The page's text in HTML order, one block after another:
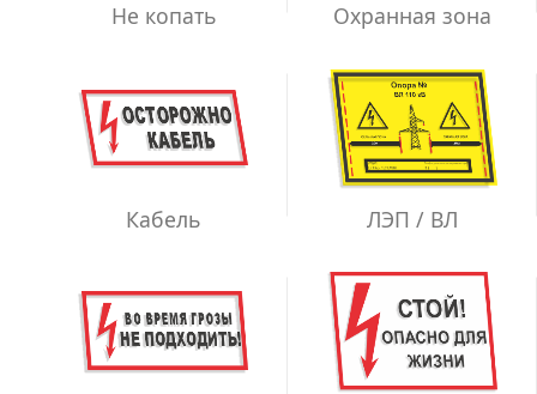
Не копать Охранная зона
Кабель ЛЭП / ВЛ